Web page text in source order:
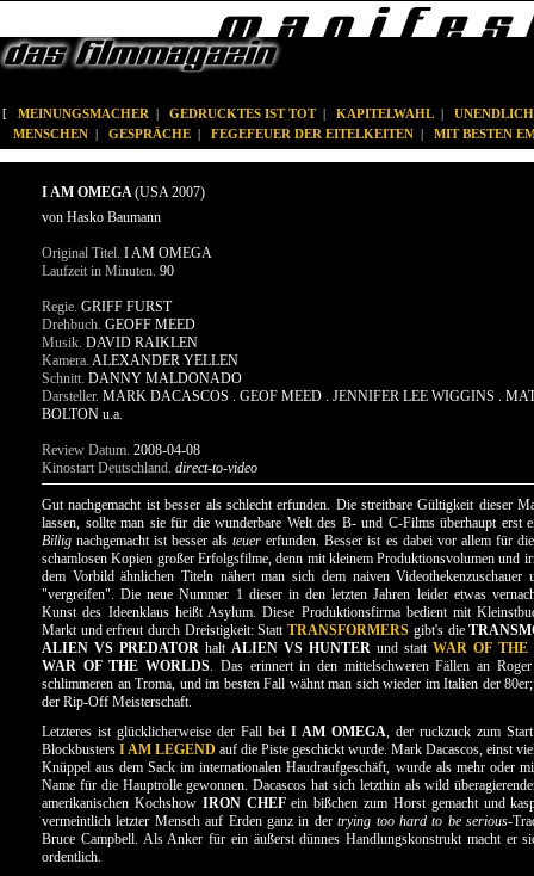
[ MEINUNGSMACHER | GEDRUCKTES IST TOT| KAPITELWAHL |
MENSCHEN | GESPRÄCHE | FEGEFEUER DER EITELKEITEN | MIT BESTEN
I AM OMEGA (USA 2007)
von Hasko Baumann
Original Titel. I AM OMEGA
Laufzeit in Minuten. 90
Regie. GRIFF FURST
Drehbuch. GEOFF MEED
Musik. DAVID RAIKLEN
Kamera. ALEXANDER YELLEN
Schnitt. DANNY MALDONADO
Darsteller. MARK DACASCOS . GEOF MEED . JENNIFER LEE WIGGINS .
BOLTON u.a.
Review Datum. 2008-04-08
Kinostart Deutschland. direct-to-video
Gut nachgemacht ist besser als schlecht erfunden. Die streitbare Gültigkeit dieser
lassen, sollte man sie für die wunderbare Welt des B- und C-Films überhaupt erst
Billig nachgemacht ist besser alsteuer erfunden. Besser ist es dabei vor allem für
schamlosen Kopien großer Erfolgsfilme, denn mit kleinem Produktionsvolumen und
dem Vorbild ähnlichen Titeln nähert man sich dem naiven
"vergreifen". Die neue Nummer 1 dieser in den letzten Jahren leider etwas
Kunst des Ideenklaus heißt Asylum. Diese Produktionsfirma bedient mit
Markt und erfreut durch Dreistigkeit: StattTRANSFORMERS gibt's die
ALIEN VS PREDATOR halt ALIEN VS HUNTER und statt WAR OF THE
WAR OF THE WORLDS. Das erinnert in den mittelschweren Fällen an
schlimmeren an Troma, und im besten Fall wähnt man sich wieder im Italien der
der Rip-Off Meisterschaft.
Letzteres ist glücklicherweise der Fall bei I AM OMEGA, der ruckzuck zum
Blockbusters I AM LEGEND auf die Piste geschickt wurde. Mark Dacascos, einst
Knüppel aus dem Sack im internationalen Haudraufgeschäft, wurde als mehr oder
Name für die Hauptrolle gewonnen. Dacascos hat sich letzthin als wild
amerikanischen Kochshow IRON CHEFein bißchen zum Horst gemacht und
vermeintlich letzter Mensch auf Erden ganz in dertrying too hard to be serious-
Bruce Campbell. Als Anker für ein äußerst dünnes Handlungskonstrukt macht er
ordentlich.